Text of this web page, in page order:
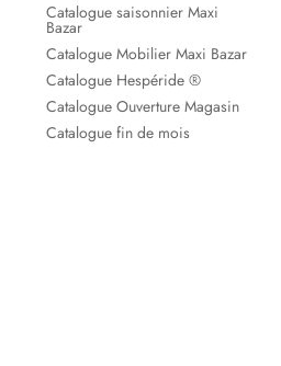
Catalogue saisonnier Maxi
Bazar
Catalogue Mobilier Maxi Bazar
Catalogue Hespéride ®
Catalogue Ouverture Magasin
Catalogue fin de mois